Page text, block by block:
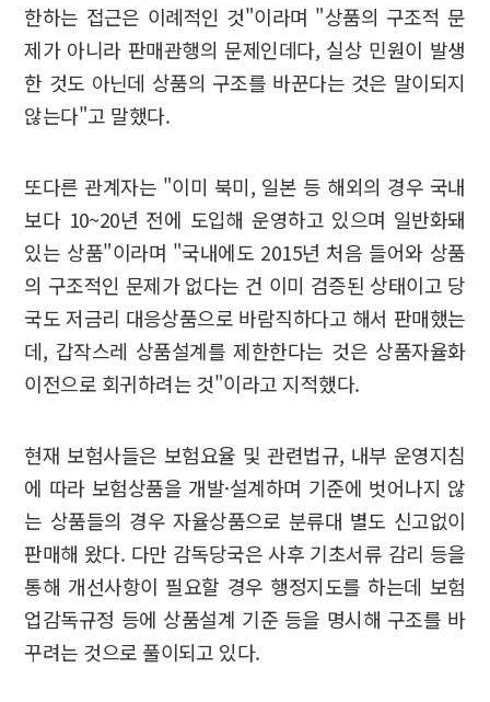
한하는 접근은 이례적인 것"이라며 "상품의 구조적 문
제가 아니라 판매관행의 문제인데다, 실상 민원이 발생
한 것도 아닌데 상품의 구조를 바꾼다는 것은 말이되지
않는다"고 말했다.
또다른 관계자는 "이미 북미, 일본 등 해외의 경우 국내
보다 10~20년 전에 도입해 운영하고 있으며 일반화돼
있는 상품"이라며 "국내에도 2015년 처음 들어와 상품
의 구조적인 문제가 없다는 건 이미 검증된 상태이고 당
국도 저금리 대응상품으로 바람직하다고 해서 판매했는
데, 갑작스레 상품설계를 제한한다는 것은 상품자율화
이전으로 회귀하려는 것"이라고 지적했다.
현재 보험사들은 보험요율 및 관련법규, 내부 운영지침
에 따라 보험상품을 개발·설계하며 기준에 벗어나지 않
는 상품들의 경우 자율상품으로 분류대 별도 신고없이
판매해 왔다. 다만 감독당국은 사후 기초서류 감리 등을
통해 개선사항이 필요할 경우 행정지도를 하는데 보험
업감독규정 등에 상품설계 기준 등을 명시해 구조를 바
꾸려는 것으로 풀이되고 있다.